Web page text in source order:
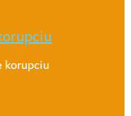
korupciu